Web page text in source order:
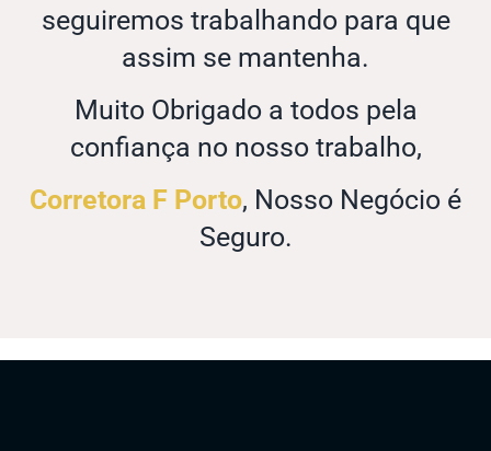
seguiremos trabalhando para que
assim se mantenha.
Muito Obrigado a todos pela
confiança no nosso trabalho,
Corretora F Porto, Nosso Negócio é
Seguro.